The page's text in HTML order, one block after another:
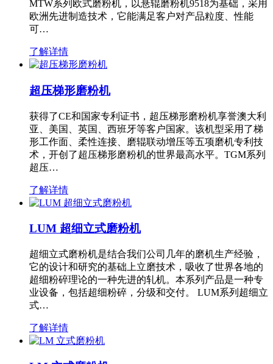
MTW系列欧式磨粉机，以悬辊磨粉机9518为基础，采用
欧洲先进制造技术，它能满足客户对产品粒度、性能
可…
了解详情
超压梯形磨粉机
获得了CE和国家专利证书，超压梯形磨粉机享誉澳大利
亚、美国、英国、西班牙等客户国家。该机型采用了梯
形工作面、柔性连接、磨辊联动增压等五项磨机专利技
术，开创了超压梯形磨粉机的世界最高水平。TGM系列
超压…
了解详情
LUM 超细立式磨粉机
超细立式磨粉机是结合我们公司几年的磨机生产经验，
它的设计和研究的基础上立磨技术，吸收了世界各地的
超细粉碎理论的一种先进的轧机。本系列产品是一种专
业设备，包括超细粉碎，分级和交付。 LUM系列超细立
式…
了解详情